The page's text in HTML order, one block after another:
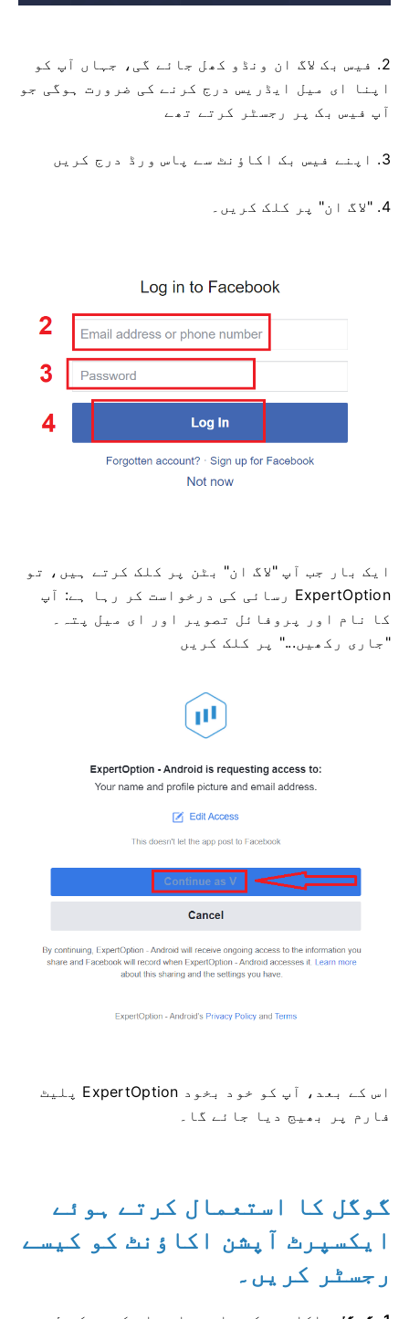
2. فیس بک لاگ ان ونڈو کھل جائے گی، جہاں آپ کو
اپنا ای میل ایڈریس درج کرنے کی ضرورت ہوگی جو
آپ فیس بک پر رجسٹر کرتے تھے
3. اپنے فیس بک اکاؤنٹ سے پاس ورڈ درج کریں
4. "لاگ ان" پر کلک کریں۔
ایک بار جب آپ "لاگ ان" بٹن پر کلک کرتے ہیں، تو
ExpertOption رسائی کی درخواست کر رہا ہے: آپ
کا نام اور پروفائل تصویر اور ای میل پتہ۔
"جاری رکھیں..." پر کلک کریں
اس کے بعد، آپ کو خود بخود ExpertOption پلیٹ
فارم پر بھیج دیا جائے گا۔
گوگل کا استعمال کرتے ہوئے
ایکسپرٹ آپشن اکاؤنٹ کو کیسے
رجسٹر کریں۔